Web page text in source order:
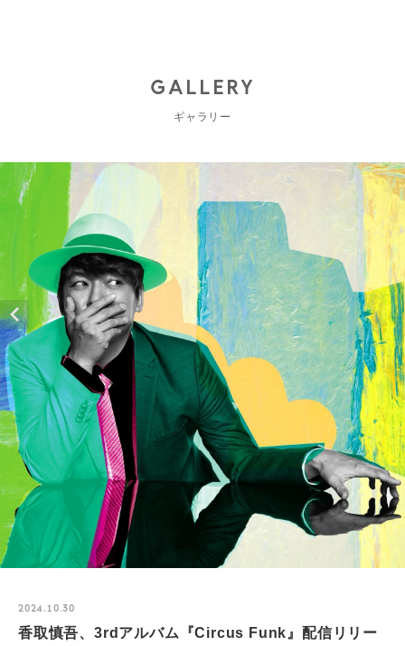
GALLERY
ギャラリー
2024.10.30
香取慎吾、3rdアルバム『Circus Funk』配信リリー